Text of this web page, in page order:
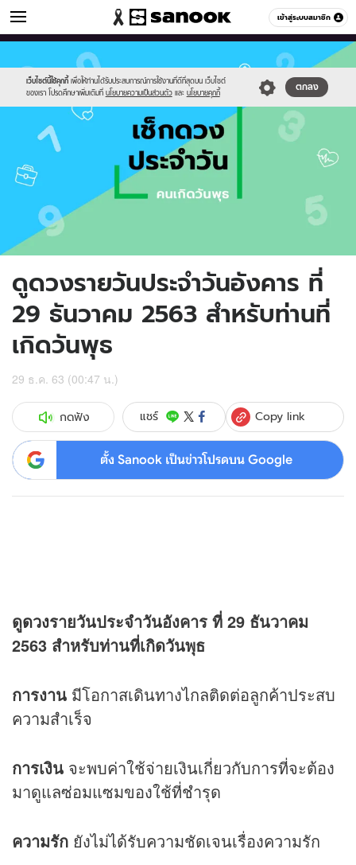
เข้าสู่ระบบสมาชิก
ดูดวง หมวดอื่นๆ
เว็บไซต์นี้ใช้คุกกี้ เพื่อให้ท่านได้รับประสบการณ์การใช้งานที่ดีที่สุดบน เว็บไซต์
ของเรา โปรดศึกษาเพิ่มเติมที่ นโยบายความเป็นส่วนตัว และ นโยบายคุกกี้
ตกลง
//s.isanook.com/sr/0/images/logo-
new-
sanook.png
//s.isanook.com/ho/0/ud/fxd/day/day-
4.png
ดูดวงรายวันประจำวันอังคาร ที่
29 ธันวาคม 2563 สำหรับท่านที่
เกิดวันพุธ
29 ธ.ค. 63 (00:47 น.)
กดฟัง แชร์ Copy link
ตั้ง Sanook เป็นข่าวโปรดบน Google
ดูดวงรายวันประจำวันอังคาร ที่ 29 ธันวาคม
2563 สำหรับท่านที่เกิดวันพุธ
การงาน มีโอกาสเดินทางไกลติดต่อลูกค้าประสบ
ความสำเร็จ
การเงิน จะพบค่าใช้จ่ายเงินเกี่ยวกับการที่จะต้อง
มาดูแลซ่อมแซมของใช้ที่ชำรุด
ความรัก ยังไม่ได้รับความชัดเจนเรื่องความรัก